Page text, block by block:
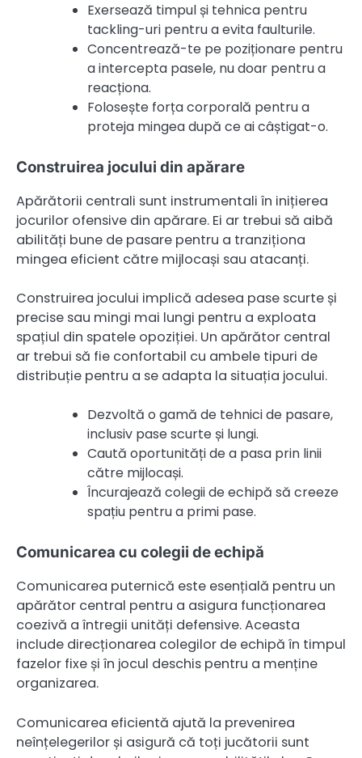
Exersează timpul și tehnica pentru
tackling-uri pentru a evita faulturile.
Concentrează-te pe poziționare pentru
a intercepta pasele, nu doar pentru a
reacționa.
Folosește forța corporală pentru a
proteja mingea după ce ai câștigat-o.
Construirea jocului din apărare
Apărătorii centrali sunt instrumentali în inițierea
jocurilor ofensive din apărare. Ei ar trebui să aibă
abilități bune de pasare pentru a tranziționa
mingea eficient către mijlocași sau atacanți.
Construirea jocului implică adesea pase scurte și
precise sau mingi mai lungi pentru a exploata
spațiul din spatele opoziției. Un apărător central
ar trebui să fie confortabil cu ambele tipuri de
distribuție pentru a se adapta la situația jocului.
Dezvoltă o gamă de tehnici de pasare,
inclusiv pase scurte și lungi.
Caută oportunități de a pasa prin linii
către mijlocași.
Încurajează colegii de echipă să creeze
spațiu pentru a primi pase.
Comunicarea cu colegii de echipă
Comunicarea puternică este esențială pentru un
apărător central pentru a asigura funcționarea
coezivă a întregii unități defensive. Aceasta
include direcționarea colegilor de echipă în timpul
fazelor fixe și în jocul deschis pentru a menține
organizarea.
Comunicarea eficientă ajută la prevenirea
neînțelegerilor și asigură că toți jucătorii sunt